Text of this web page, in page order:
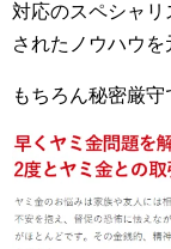
対応のスペシャ
されたノウハウを
もちろん秘密厳守